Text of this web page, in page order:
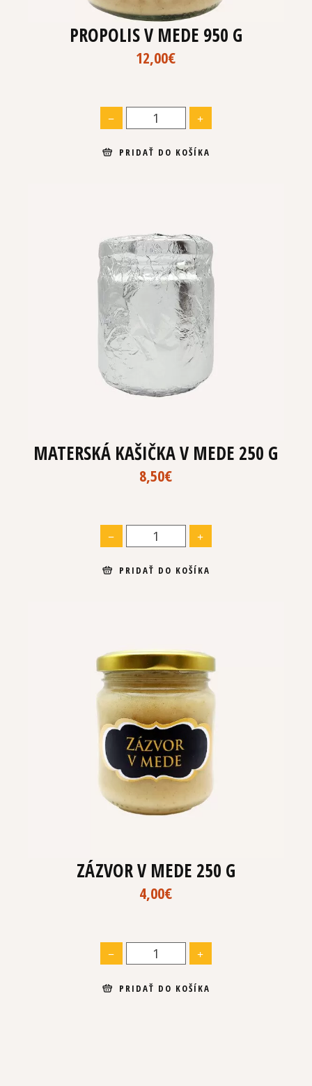
PROPOLIS V MEDE 950 G
12,00€
PRIDAŤ DO KOŠÍKA
MATERSKÁ KAŠIČKA V MEDE 250 G
8,50€
PRIDAŤ DO KOŠÍKA
ZÁZVOR V MEDE 250 G
4,00€
PRIDAŤ DO KOŠÍKA